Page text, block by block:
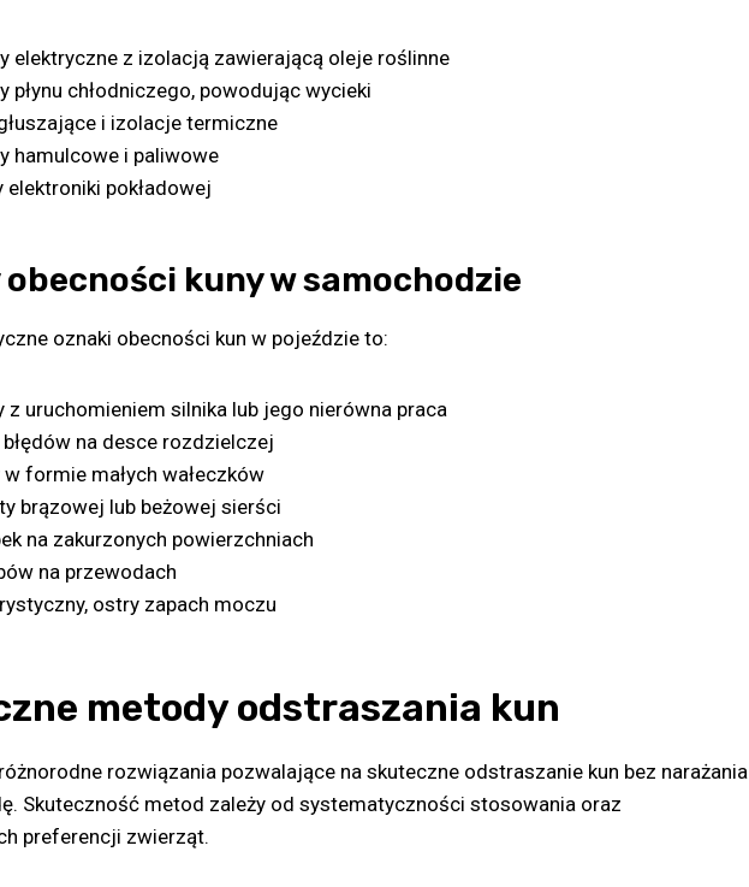
elektryczne z izolacją zawierającą oleje roślinne
płynu chłodniczego, powodując wycieki
i izolacje termiczne
hamulcowe i paliwowe
elektroniki pokładowej
obecności kuny w samochodzie
oznaki obecności kun w pojeździe to:
z uruchomieniem silnika lub jego nierówna praca
na desce rozdzielczej
formie małych wałeczków
brązowej lub beżowej sierści
na zakurzonych powierzchniach
na przewodach
ostry zapach moczu
metody odstraszania kun
rozwiązania pozwalające na skuteczne odstraszanie kun bez narażania
Skuteczność metod zależy od systematyczności stosowania oraz
preferencji zwierząt.